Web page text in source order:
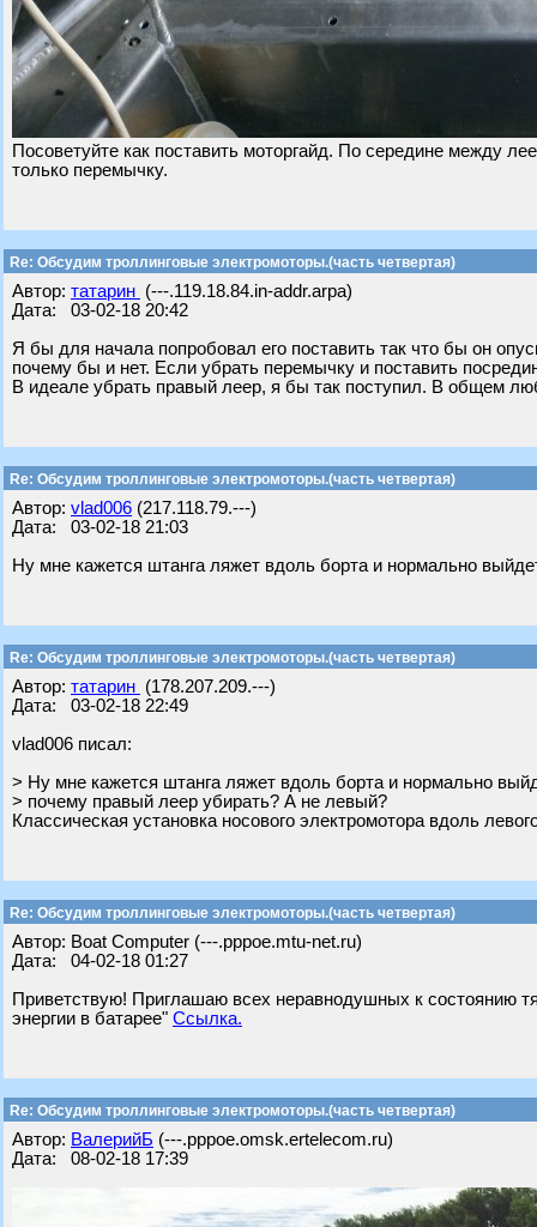
Посоветуйте как поставить моторгайд. По середине между
только перемычку.
Re: Обсудим троллинговые электромоторы.(часть четвертая)
Автор: татарин (---.119.18.84.in-addr.arpa)
Дата: 03-02-18 20:42
Я бы для начала попробовал его поставить так что бы он
почему бы и нет. Если убрать перемычку и поставить
В идеале убрать правый леер, я бы так поступил. В общем
Re: Обсудим троллинговые электромоторы.(часть четвертая)
Автор: vlad006 (217.118.79.---)
Дата: 03-02-18 21:03
Ну мне кажется штанга ляжет вдоль борта и нормально
Re: Обсудим троллинговые электромоторы.(часть четвертая)
Автор: татарин (178.207.209.---)
Дата: 03-02-18 22:49
vlad006 писал:
> Ну мне кажется штанга ляжет вдоль борта и нормально
> почему правый леер убирать? А не левый?
Классическая установка носового электромотора вдоль
Re: Обсудим троллинговые электромоторы.(часть четвертая)
Автор: Boat Computer (---.pppoe.mtu-net.ru)
Дата: 04-02-18 01:27
Приветствую! Приглашаю всех неравнодушных к состоянию
энергии в батарее" Ссылка.
Re: Обсудим троллинговые электромоторы.(часть четвертая)
Автор: ВалерийБ (---.pppoe.omsk.ertelecom.ru)
Дата: 08-02-18 17:39